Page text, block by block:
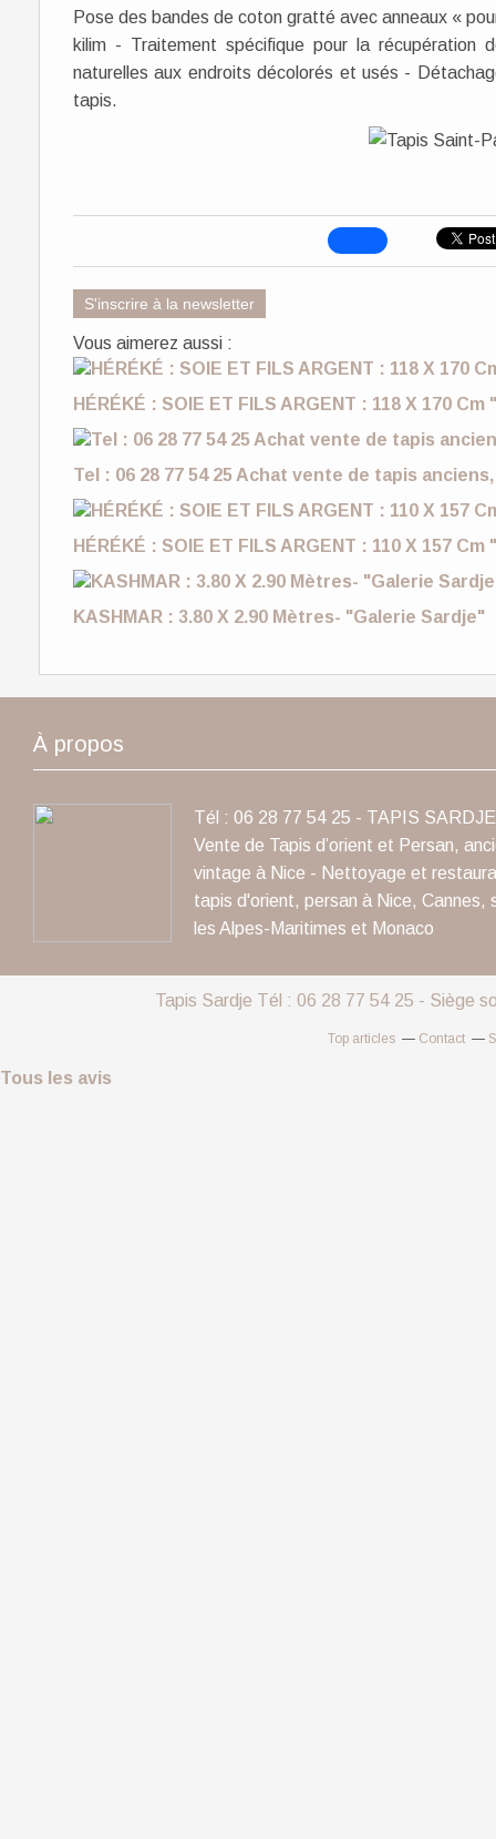
Pose des bandes de coton gratté avec anneaux «
kilim - Traitement spécifique pour la récupération
naturelles aux endroits décolorés et usés -
tapis.
S'inscrire à la newsletter
Vous aimerez aussi :
HÉRÉKÉ : SOIE ET FILS ARGENT : 118 X 170
Tel : 06 28 77 54 25 Achat vente de tapis
HÉRÉKÉ : SOIE ET FILS ARGENT : 110 X 157
KASHMAR : 3.80 X 2.90 Mètres- "Galerie Sardje"
À propos
Tél : 06 28 77 54 25 - TAPIS
Vente de Tapis d’orient et Persan,
vintage à Nice - Nettoyage et
tapis d'orient, persan à Nice, Cannes,
les Alpes-Maritimes et Monaco
Tapis Sardje Tél : 06 28 77 54 25 - Siège
Top articles Contact
Tous les avis